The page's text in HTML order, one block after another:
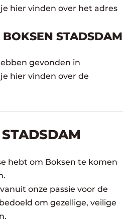
hier vinden over het adres
STADSDAM
gevonden in
hier vinden over de
hebt om Boksen te komen
onze passie voor de
om gezellige, veilige